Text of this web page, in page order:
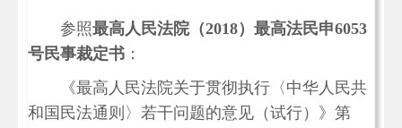
参照最高人民法院（2018）最高法民申6053
号民事裁定书 ：
《最高人民法院关于贯彻执行〈中华人民共
和国民法通则〉若干问题的意见（试行）》第